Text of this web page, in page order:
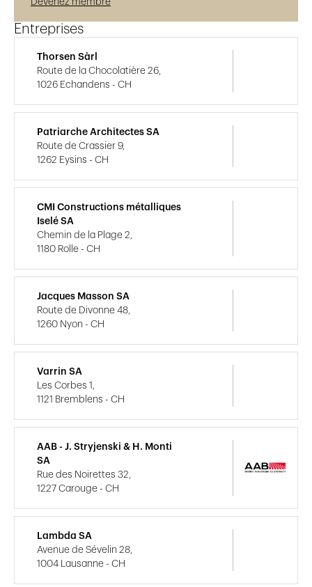
Entreprises
Thorsen Sàrl
Route de la Chocolatière 26,
1026 Echandens - CH
Patriarche Architectes SA
Route de Crassier 9,
1262 Eysins - CH
CMI Constructions métalliques
Iselé SA
Chemin de la Plage 2,
1180 Rolle - CH
Jacques Masson SA
Route de Divonne 48,
1260 Nyon - CH
Varrin SA
Les Corbes 1,
1121 Bremblens - CH
AAB - J. Stryjenski & H. Monti
SA
Rue des Noirettes 32,
1227 Carouge - CH
Lambda SA
Avenue de Sévelin 28,
1004 Lausanne - CH